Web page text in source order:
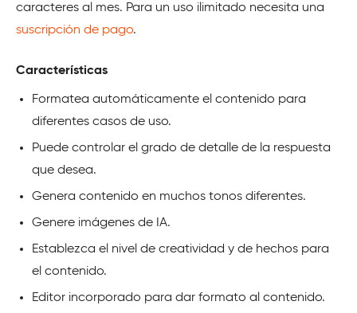
caracteres al mes. Para un uso ilimitado necesita una
suscripción de pago.
Características
Formatea automáticamente el contenido para
diferentes casos de uso.
Puede controlar el grado de detalle de la respuesta
que desea.
Genera contenido en muchos tonos diferentes.
Genere imágenes de IA.
Establezca el nivel de creatividad y de hechos para
el contenido.
Editor incorporado para dar formato al contenido.